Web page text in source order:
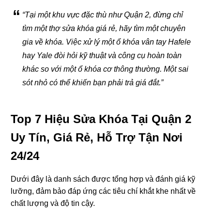
“Tại một khu vực đặc thù như Quận 2, đừng chỉ
tìm một thợ sửa khóa giá rẻ, hãy tìm một chuyên
gia về khóa. Việc xử lý một ổ khóa vân tay Hafele
hay Yale đòi hỏi kỹ thuật và công cụ hoàn toàn
khác so với một ổ khóa cơ thông thường. Một sai
sót nhỏ có thể khiến bạn phải trả giá đắt.”
Top 7 Hiệu Sửa Khóa Tại Quận 2
Uy Tín, Giá Rẻ, Hỗ Trợ Tận Nơi
24/24
Dưới đây là danh sách được tổng hợp và đánh giá kỹ
lưỡng, đảm bảo đáp ứng các tiêu chí khắt khe nhất về
chất lượng và độ tin cậy.